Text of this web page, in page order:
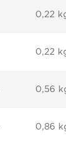
0,22
0,22
0,56
0,86